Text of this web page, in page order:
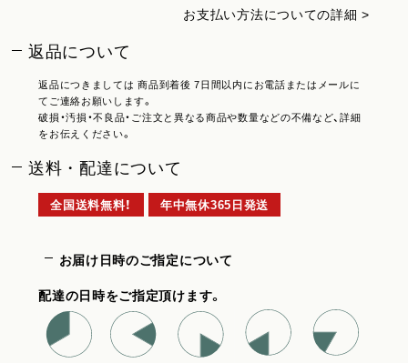
お支払い方法についての詳細 >
返品について
返品につきましては 商品到着後 7日間以内にお電話またはメールに
てご連絡お願いします。
破損・汚損・不良品・ご注文と異なる商品や数量などの不備など、詳細
をお伝えください。
送料・配達について
全国送料無料！ 年中無休365日発送
お届け日時のご指定について
配達の日時をご指定頂けます。